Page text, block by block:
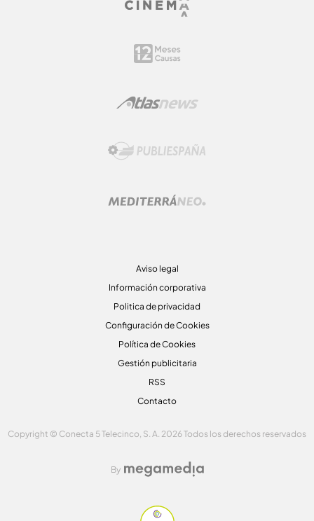
Aviso legal
Información corporativa
Politica de privacidad
Configuración de Cookies
Política de Cookies
Gestión publicitaria
RSS
Contacto
Copyright © Conecta 5 Telecinco, S. A. 2026 Todos los derechos reservados
By